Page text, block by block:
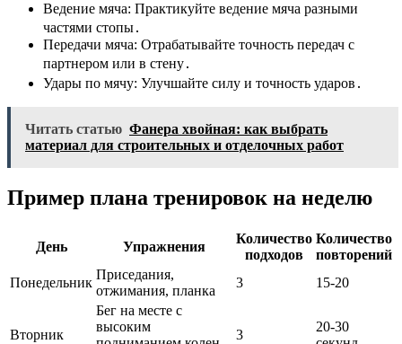
Ведение мяча: Практикуйте ведение мяча разными
частями стопы․
Передачи мяча: Отрабатывайте точность передач с
партнером или в стену․
Удары по мячу: Улучшайте силу и точность ударов․
Читать статью Фанера хвойная: как выбрать
материал для строительных и отделочных работ
Пример плана тренировок на неделю
День Упражнения
Количество
подходов
Количество
повторений
Понедельник
Приседания,
отжимания, планка
3 15-20
Вторник
Бег на месте с
высоким
3
20-30